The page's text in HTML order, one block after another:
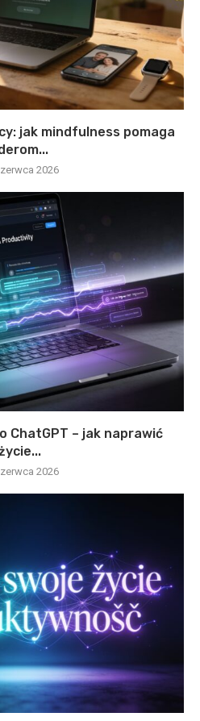
jak mindfulness pomaga
2026
ChatGPT – jak naprawić
2026